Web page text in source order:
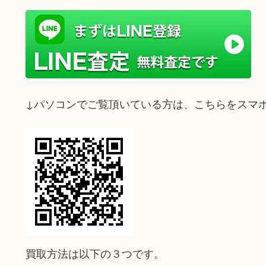
↓パソコンでご覧頂いている方は、こちらをスマ
買取方法は以下の３つです。